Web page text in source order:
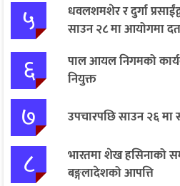
५
धवलशमशेर र दुर्गा
साउन २८ मा आयोगमा
६
पाल आयल निगमको
नियुक्त
७ उपचारपछि साउन २६ मा
८
भारतमा शेख हसिनाको
बङ्गलादेशको आपत्ति